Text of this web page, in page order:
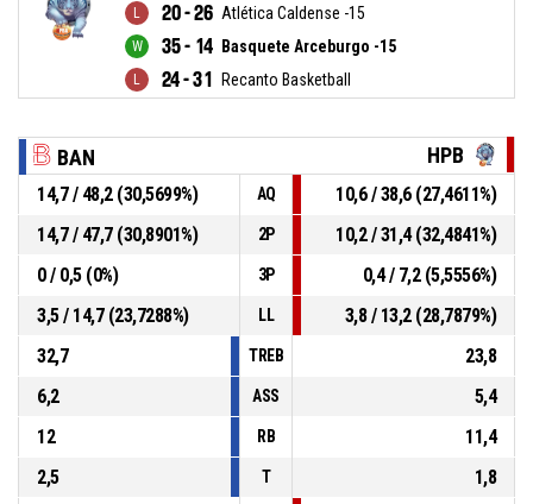
20 - 26 Atlética Caldense -15
35 - 14 Basquete Arceburgo -15
24 - 31 Recanto Basketball
BAN HPB
14,7 / 48,2 (30,5699%) AQ
10,6 / 38,6 (27,4611%)
14,7 / 47,7 (30,8901%)
2P
10,2 / 31,4 (32,4841%)
0 / 0,5 (0%)
3P
0,4 / 7,2 (5,5556%)
3,5 / 14,7 (23,7288%)
LL
3,8 / 13,2 (28,7879%)
32,7
TREB
23,8
6,2
ASS
5,4
12
RB
11,4
2,5
T
1,8